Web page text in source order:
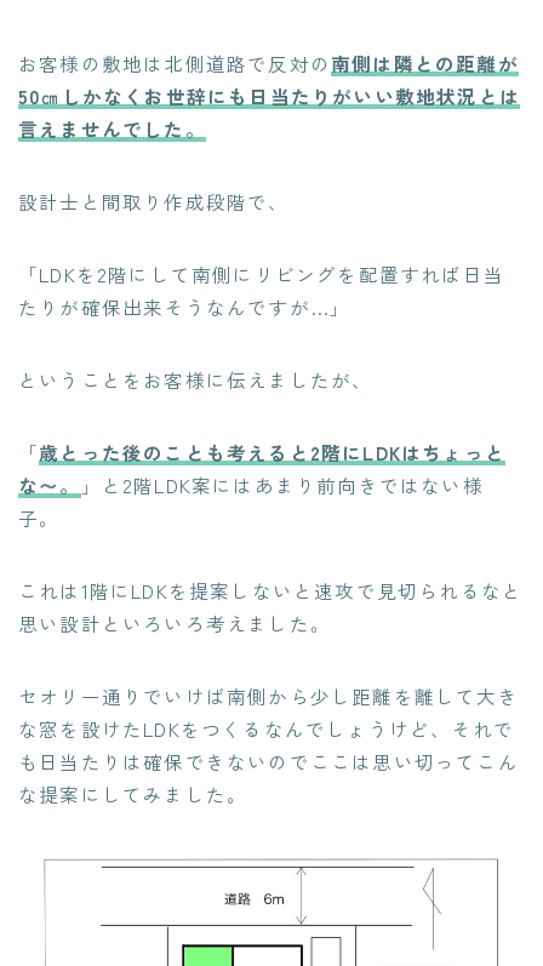
お客様の敷地は北側道路で反対の 南側は隣との距離が
50㎝しかなくお世辞にも日当たりがいい敷地状況とは
言えませんでした。
設計士と間取り作成段階で、
「LDKを2階にして南側にリビングを配置すれば日当
たりが確保出来そうなんですが…」
ということをお客様に伝えましたが、
「歳とった後のことも考えると2階にLDKはちょっと
な〜。
」と2階LDK案にはあまり前向きではない様
子。
これは1階にLDKを提案しないと速攻で見切られるなと
思い設計といろいろ考えました。
セオリー通りでいけば南側から少し距離を離して大き
な窓を設けたLDKをつくるなんでしょうけど、それで
も日当たりは確保できないのでここは思い切ってこん
な提案にしてみました。